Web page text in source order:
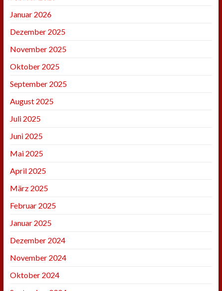
Januar 2026
Dezember 2025
November 2025
Oktober 2025
September 2025
August 2025
Juli 2025
Juni 2025
Mai 2025
April 2025
März 2025
Februar 2025
Januar 2025
Dezember 2024
November 2024
Oktober 2024